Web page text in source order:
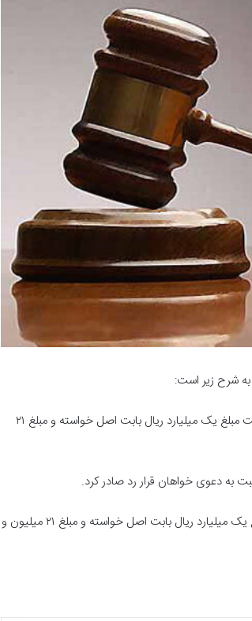
به شرح زیر است:
* با توجه به شکایت مجید چاردولی از باشگاه استقلال تهران، این باشگاه به پرداخت مبلغ یک میلیارد ریال بابت اصل خواسته و مبلغ ۲۱
به دعوی خواهان قرار رد صادر کرد.
* در پی شکایت مهدی کاظمی از باشگاه چوکای تالش، این باشگاه به پرداخت مبلغ یک میلیارد ریال بابت اصل خواسته و مبلغ ۲۱ میلیون و